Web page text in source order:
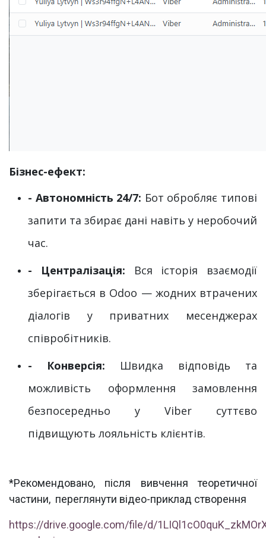
Бізнес-ефект:
- Автономність 24/7: Бот обробляє типові
запити та збирає дані навіть у неробочий
час.
-
Централізація:
Вся історія взаємодії
зберігається в Odoo — жодних втрачених
діалогів у приватних месенджерах
співробітників.
- Конверсія: Швидка відповідь та
можливість оформлення замовлення
безпосередньо у Viber суттєво
підвищують лояльність клієнтів.
*Рекомендовано, після вивчення теоретичної
частини, переглянути відео-приклад створення
https://drive.google.com/file/d/